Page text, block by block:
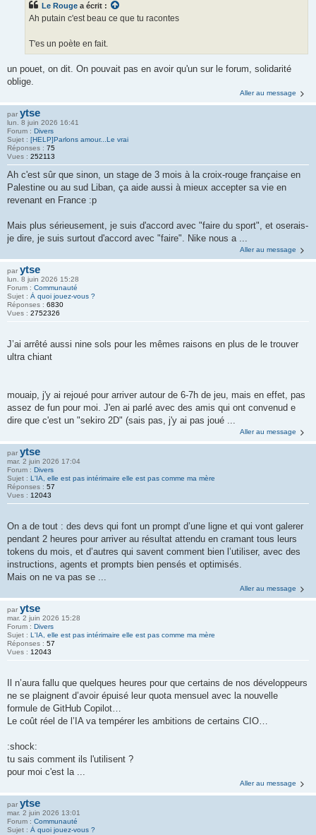
Le Rouge a écrit :
Ah putain c'est beau ce que tu racontes
T'es un poète en fait.
un pouet, on dit. On pouvait pas en avoir qu'un sur le forum, solidarité
oblige.
Aller au message
par ytse
lun. 8 juin 2026 16:41
Forum : Divers
Sujet : [HELP]Parlons amour...Le vrai
Réponses : 75
Vues : 252113
Ah c'est sûr que sinon, un stage de 3 mois à la croix-rouge française en
Palestine ou au sud Liban, ça aide aussi à mieux accepter sa vie en
revenant en France :p
Mais plus sérieusement, je suis d'accord avec "faire du sport", et oserais-
je dire, je suis surtout d'accord avec "faire". Nike nous a ...
Aller au message
par ytse
lun. 8 juin 2026 15:28
Forum : Communauté
Sujet : À quoi jouez-vous ?
Réponses : 6830
Vues : 2752326
J’ai arrêté aussi nine sols pour les mêmes raisons en plus de le trouver
ultra chiant
mouaip, j'y ai rejoué pour arriver autour de 6-7h de jeu, mais en effet, pas
assez de fun pour moi. J'en ai parlé avec des amis qui ont convenud e
dire que c'est un "sekiro 2D" (sais pas, j'y ai pas joué ...
Aller au message
par ytse
mar. 2 juin 2026 17:04
Forum : Divers
Sujet : L'IA, elle est pas intérimaire elle est pas comme ma mère
Réponses : 57
Vues : 12043
On a de tout : des devs qui font un prompt d’une ligne et qui vont galerer
pendant 2 heures pour arriver au résultat attendu en cramant tous leurs
tokens du mois, et d’autres qui savent comment bien l’utiliser, avec des
instructions, agents et prompts bien pensés et optimisés.
Mais on ne va pas se ...
Aller au message
par ytse
mar. 2 juin 2026 15:28
Forum : Divers
Sujet : L'IA, elle est pas intérimaire elle est pas comme ma mère
Réponses : 57
Vues : 12043
Il n’aura fallu que quelques heures pour que certains de nos développeurs
ne se plaignent d’avoir épuisé leur quota mensuel avec la nouvelle
formule de GitHub Copilot…
Le coût réel de l’IA va tempérer les ambitions de certains CIO…
:shock:
tu sais comment ils l'utilisent ?
pour moi c'est la ...
Aller au message
par ytse
mar. 2 juin 2026 13:01
Forum : Communauté
Sujet : À quoi jouez-vous ?